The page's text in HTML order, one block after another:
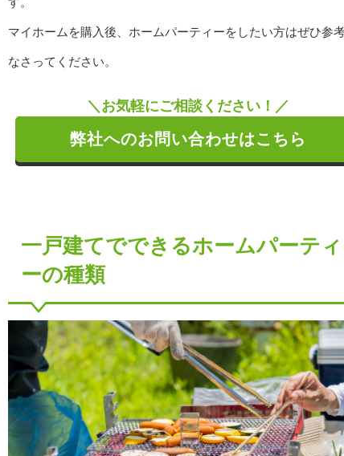
マイホームを購入後、ホームパーティーをしたい方はぜひ参
なさってください。
＼お気軽にご相談ください！／
弊社へのお問い合わせはこちら
一戸建てでできるホームパーティ
ーの種類